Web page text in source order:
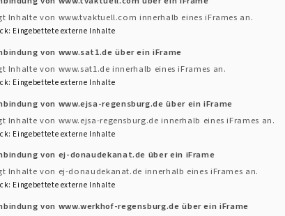
Post oder Sie rufen uns an:
Inhalte von www.tvaktuell.com innerhalb eines iFrames an.
: Eingebettete externe Inhalte
von www.sat1.de über ein iFrame
Inhalte von www.sat1.de innerhalb eines iFrames an.
: Eingebettete externe Inhalte
von www.ejsa-regensburg.de über ein iFrame
Inhalte von www.ejsa-regensburg.de innerhalb eines iFrames an.
: Eingebettete externe Inhalte
von ej-donaudekanat.de über ein iFrame
Inhalte von ej-donaudekanat.de innerhalb eines iFrames an.
: Eingebettete externe Inhalte
von www.werkhof-regensburg.de über ein iFrame